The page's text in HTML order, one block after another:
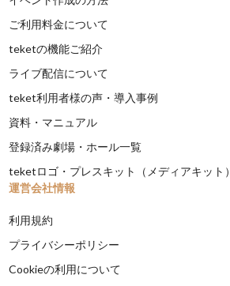
ご利用料金について
teketの機能ご紹介
ライブ配信について
teket利用者様の声・導入事例
資料・マニュアル
登録済み劇場・ホール一覧
teketロゴ・プレスキット（メディアキット）
運営会社情報
利用規約
プライバシーポリシー
Cookieの利用について